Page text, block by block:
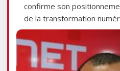
confirme son
de la transformation